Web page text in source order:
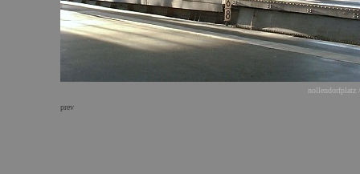
nollendorfplatz
prev